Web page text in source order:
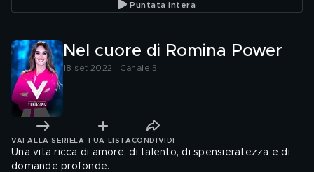
Puntata intera
Nel cuore di Romina Power
18 set 2022 | Canale 5
VAI ALLA SERIE LA TUA LISTA CONDIVIDI
Una vita ricca di amore, di talento, di spensieratezza e di
domande profonde.